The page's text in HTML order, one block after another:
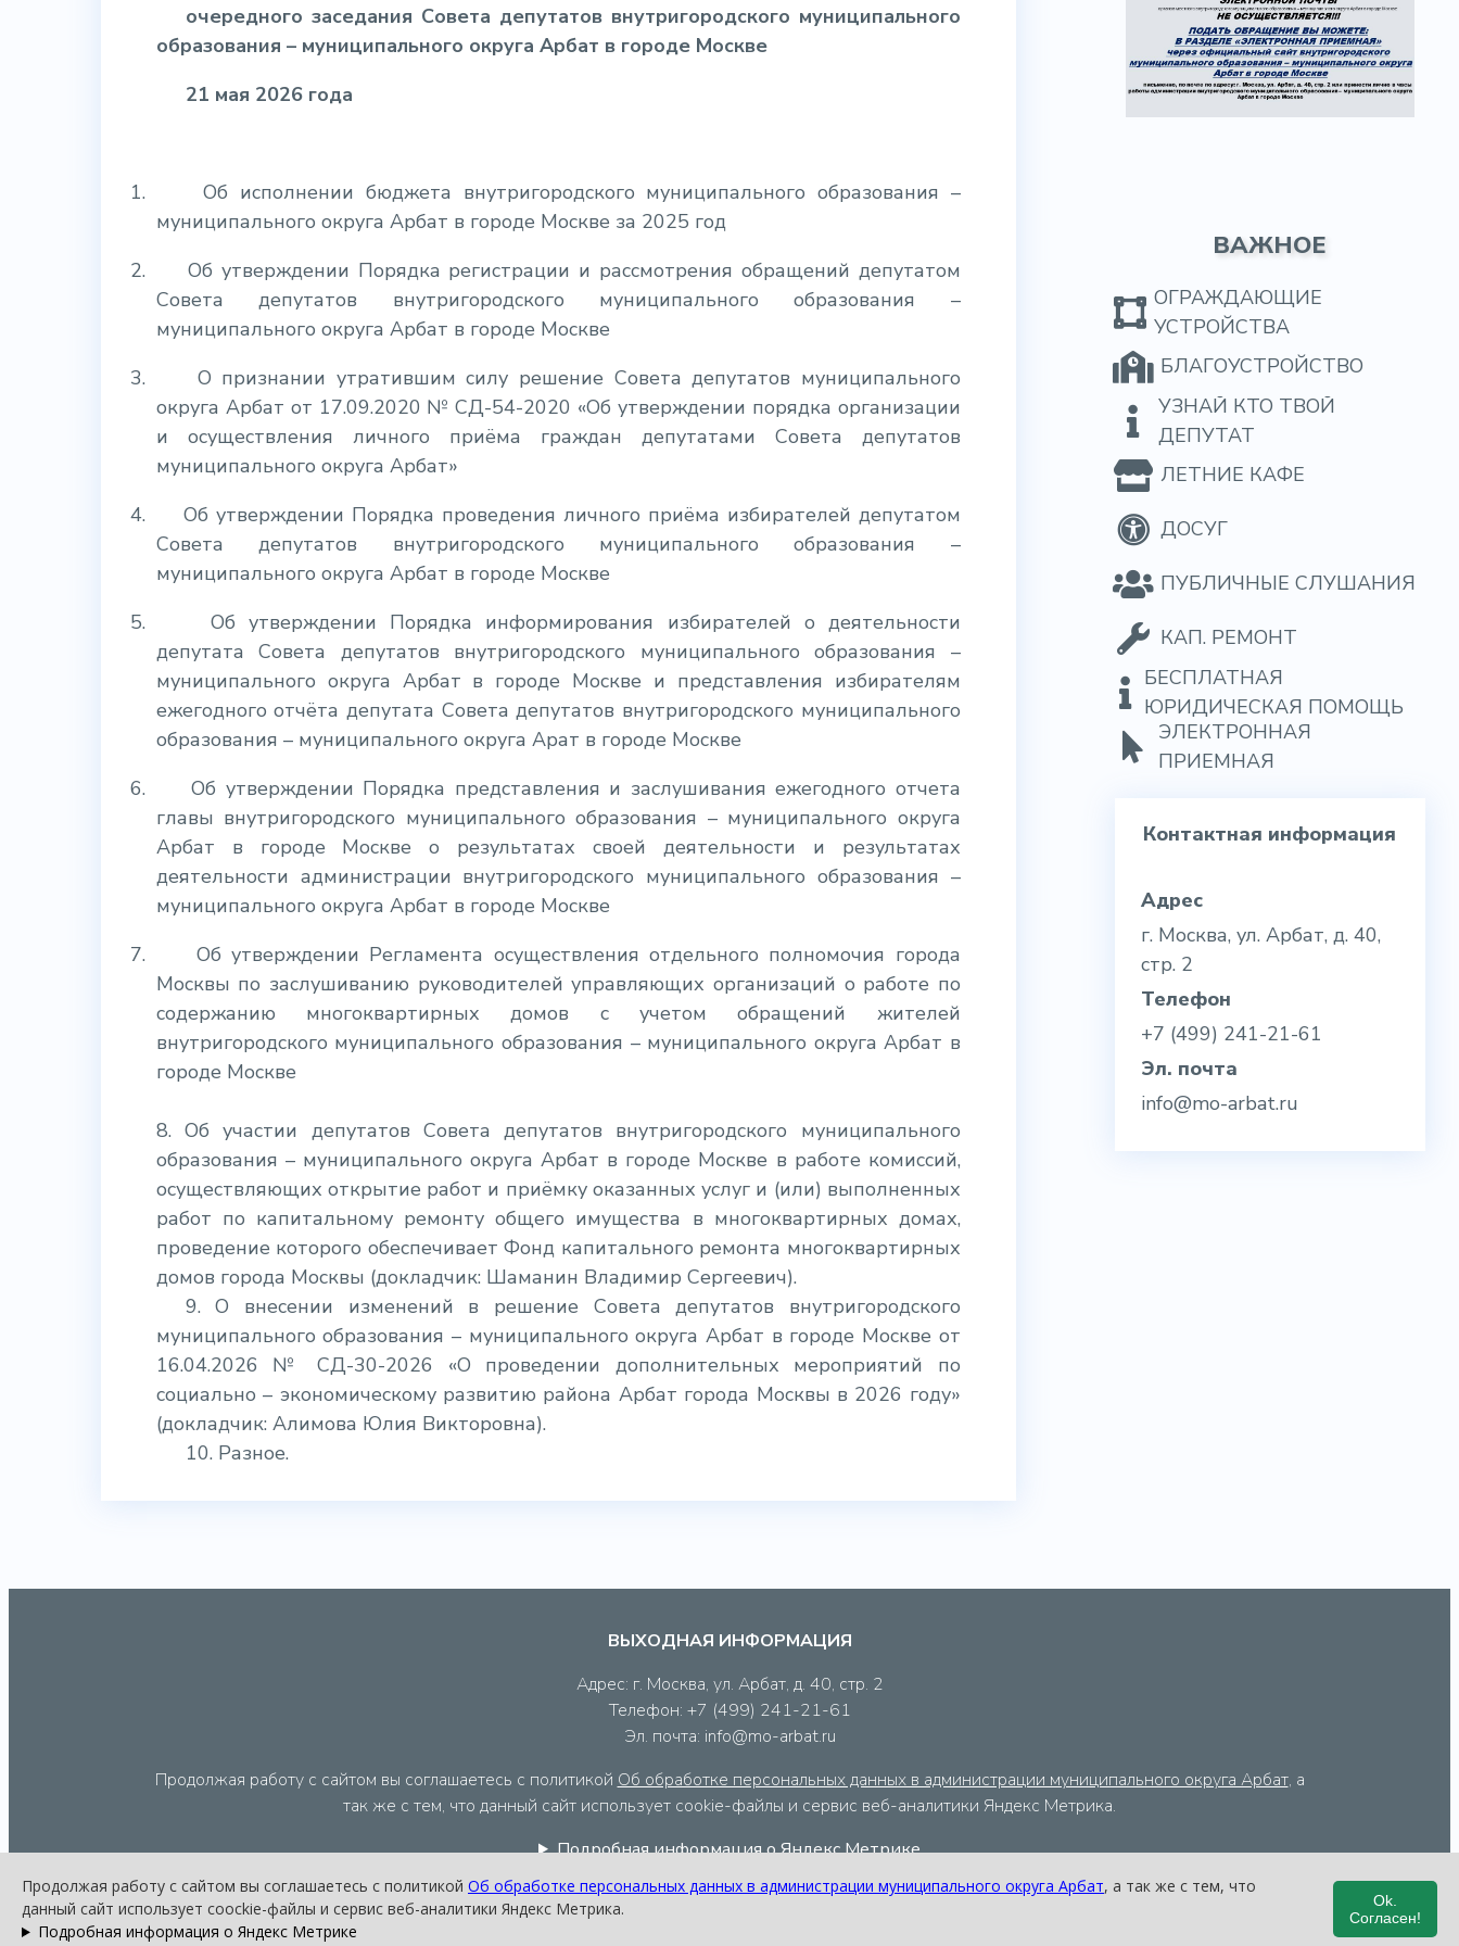
очередного заседания Совета депутатов внутригородского муниципального
образования – муниципального округа Арбат в городе Москве
21 мая 2026 года
1.
Об исполнении бюджета внутригородского муниципального образования –
муниципального округа Арбат в городе Москве за 2025 год
2.
Об утверждении Порядка регистрации и рассмотрения обращений депутатом
Совета депутатов внутригородского муниципального образования –
муниципального округа Арбат в городе Москве
3.
О признании утратившим силу решение Совета депутатов муниципального
округа Арбат от 17.09.2020 № СД-54-2020 «Об утверждении порядка организации
и осуществления личного приёма граждан депутатами Совета депутатов
муниципального округа Арбат»
4.
Об утверждении Порядка проведения личного приёма избирателей депутатом
Совета депутатов внутригородского муниципального образования –
муниципального округа Арбат в городе Москве
5.
Об утверждении Порядка информирования избирателей о деятельности
депутата Совета депутатов внутригородского муниципального образования –
муниципального округа Арбат в городе Москве и представления избирателям
ежегодного отчёта депутата Совета депутатов внутригородского муниципального
образования – муниципального округа Арат в городе Москве
6.
Об утверждении Порядка представления и заслушивания ежегодного отчета
главы внутригородского муниципального образования – муниципального округа
Арбат в городе Москве о результатах своей деятельности и результатах
деятельности администрации внутригородского муниципального образования –
муниципального округа Арбат в городе Москве
7.
Об утверждении Регламента осуществления отдельного полномочия города
Москвы по заслушиванию руководителей управляющих организаций о работе по
содержанию многоквартирных домов с учетом обращений жителей
внутригородского муниципального образования – муниципального округа Арбат в
городе Москве
8.Об участии депутатов Совета депутатов внутригородского муниципального
образования – муниципального округа Арбат в городе Москве в работе комиссий,
осуществляющих открытие работ и приёмку оказанных услуг и (или) выполненных
работ по капитальному ремонту общего имущества в многоквартирных домах,
проведение которого обеспечивает Фонд капитального ремонта многоквартирных
домов города Москвы (докладчик: Шаманин Владимир Сергеевич).
9.О внесении изменений в решение Совета депутатов внутригородского
муниципального образования – муниципального округа Арбат в городе Москве от
16.04.2026 № СД-30-2026 «О проведении дополнительных мероприятий по
социально – экономическому развитию района Арбат города Москвы в 2026 году»
(докладчик: Алимова Юлия Викторовна).
10. Разное.
ВАЖНОЕ
ОГРАЖДАЮЩИЕ
УСТРОЙСТВА
БЛАГОУСТРОЙСТВО
УЗНАЙ КТО ТВОЙ
ДЕПУТАТ
ЛЕТНИЕ КАФЕ
ДОСУГ
ПУБЛИЧНЫЕ СЛУШАНИЯ
КАП. РЕМОНТ
БЕСПЛАТНАЯ
ЮРИДИЧЕСКАЯ ПОМОЩЬ
ЭЛЕКТРОННАЯ
ПРИЕМНАЯ
Контактная информация
Адрес
г. Москва, ул. Арбат, д. 40,
стр. 2
Телефон
+7 (499) 241-21-61
Эл. почта
info@mo-arbat.ru
ВЫХОДНАЯ ИНФОРМАЦИЯ
Адрес: г. Москва, ул. Арбат, д. 40, стр. 2
Телефон: +7 (499) 241-21-61
Эл. почта: info@mo-arbat.ru
Продолжая работу с сайтом вы соглашаетесь с политикой Об обработке персональных данных в администрации муниципального округа Арбат, а
так же с тем, что данный сайт использует cookie-файлы и сервис веб-аналитики Яндекс Метрика.
Подробная информация о Яндекс Метрике
Продолжая работу с сайтом вы соглашаетесь с политикой Об обработке персональных данных в администрации муниципального округа Арбат, а так же с тем, что
данный сайт использует coockie-файлы и сервис веб-аналитики Яндекс Метрика.
Подробная информация о Яндекс Метрике
Ok.
Согласен!